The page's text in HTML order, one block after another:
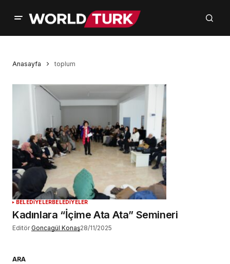
Anasayfa toplum
BELEDİYELERBELEDİYELER
Kadınlara “İçime Ata Ata” Semineri
Editör Goncagül Konaş28/11/2025
ARA